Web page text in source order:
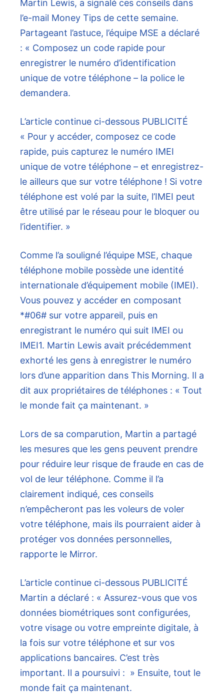
Martin Lewis, a signalé ces conseils dans
l’e-mail Money Tips de cette semaine.
Partageant l’astuce, l’équipe MSE a déclaré
: « Composez un code rapide pour
enregistrer le numéro d’identification
unique de votre téléphone – la police le
demandera.
L’article continue ci-dessous PUBLICITÉ
« Pour y accéder, composez ce code
rapide, puis capturez le numéro IMEI
unique de votre téléphone – et enregistrez-
le ailleurs que sur votre téléphone ! Si votre
téléphone est volé par la suite, l’IMEI peut
être utilisé par le réseau pour le bloquer ou
l’identifier. »
Comme l’a souligné l’équipe MSE, chaque
téléphone mobile possède une identité
internationale d’équipement mobile (IMEI).
Vous pouvez y accéder en composant
*#06# sur votre appareil, puis en
enregistrant le numéro qui suit IMEI ou
IMEI1. Martin Lewis avait précédemment
exhorté les gens à enregistrer le numéro
lors d’une apparition dans This Morning. Il a
dit aux propriétaires de téléphones : « Tout
le monde fait ça maintenant. »
Lors de sa comparution, Martin a partagé
les mesures que les gens peuvent prendre
pour réduire leur risque de fraude en cas de
vol de leur téléphone. Comme il l’a
clairement indiqué, ces conseils
n’empêcheront pas les voleurs de voler
votre téléphone, mais ils pourraient aider à
protéger vos données personnelles,
rapporte le Mirror.
L’article continue ci-dessous PUBLICITÉ
Martin a déclaré : « Assurez-vous que vos
données biométriques sont configurées,
votre visage ou votre empreinte digitale, à
la fois sur votre téléphone et sur vos
applications bancaires. C’est très
important. Il a poursuivi : » Ensuite, tout le
monde fait ça maintenant.